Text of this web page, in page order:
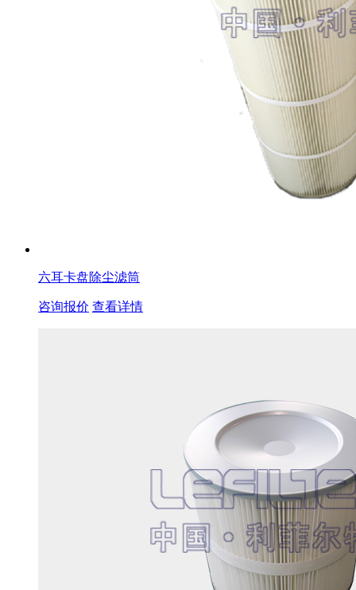
六耳卡盘除尘滤筒
咨询报价 查看详情